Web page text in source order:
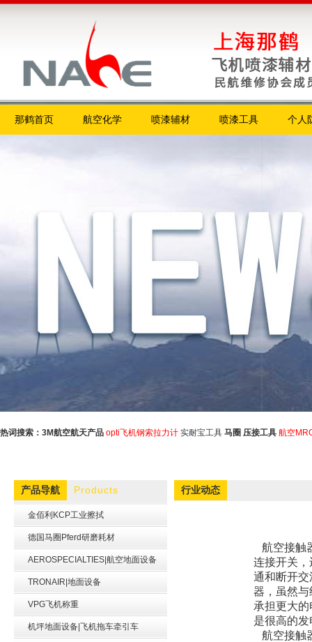
那鹤首页 航空化学 喷漆辅材 喷漆工具 个人
热词搜索： 3M航空航天产品 opti飞机钢索拉力计 实耐宝工具 马圈 压接工具 航空
产品导航 Products
金佰利KCP工业擦拭
德国马圈Pferd研磨耗材
AEROSPECIALTIES|航空地面设备
TRONAIR|地面设备
VPG飞机称重
机坪地面设备|飞机拖车牵引车
行业动态
航空接触
连接开关
通和断开
器，虽然
承担更大
是很高的
航空接触